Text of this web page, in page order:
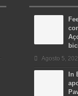
Agosto 5,
In